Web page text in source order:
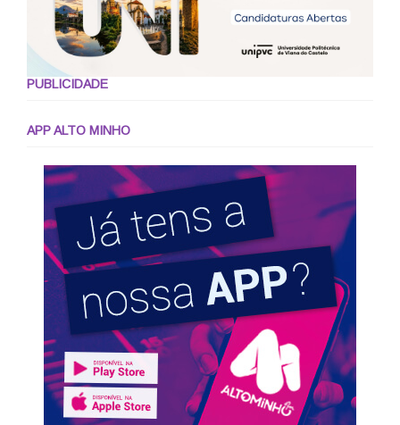
PUBLICIDADE
APP ALTO MINHO